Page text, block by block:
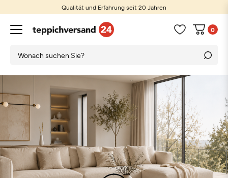
Qualität und Erfahrung seit 20 Jahren
0